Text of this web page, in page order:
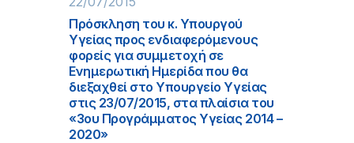
Πρόσκληση του κ. Υπουργού
Υγείας προς ενδιαφερόμενους
φορείς για συμμετοχή σε
Ενημερωτική Ημερίδα που θα
διεξαχθεί στο Υπουργείο Υγείας
στις 23/07/2015, στα πλαίσια του
«3ου Προγράμματος Υγείας 2014 –
2020»